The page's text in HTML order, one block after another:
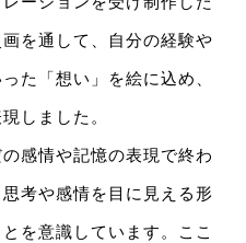
を通して、自分の経験や
た「想い」を絵に込め、
しました。
感情や記憶の表現で終わ
考や感情を目に見える形
を意識しています。ここ